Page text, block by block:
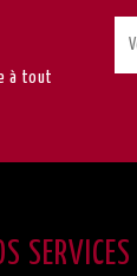
à tout
SERVICES